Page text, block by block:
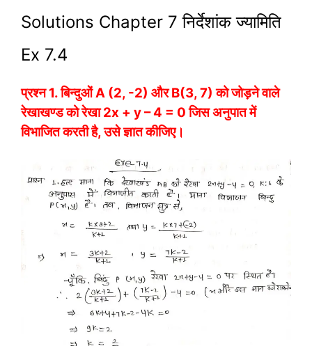
Solutions Chapter 7 निर्देशांक ज्यामिति
Ex 7.4
प्रश्न 1.बिन्दुओं A (2, -2) और B(3, 7) को जोड़ने वाले
रेखाखण्ड को रेखा 2x + y – 4 = 0 जिस अनुपात में
विभाजित करती है, उसे ज्ञात कीजिए।